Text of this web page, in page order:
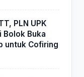
PLN UPK
Bolok Buka
untuk Cofiring